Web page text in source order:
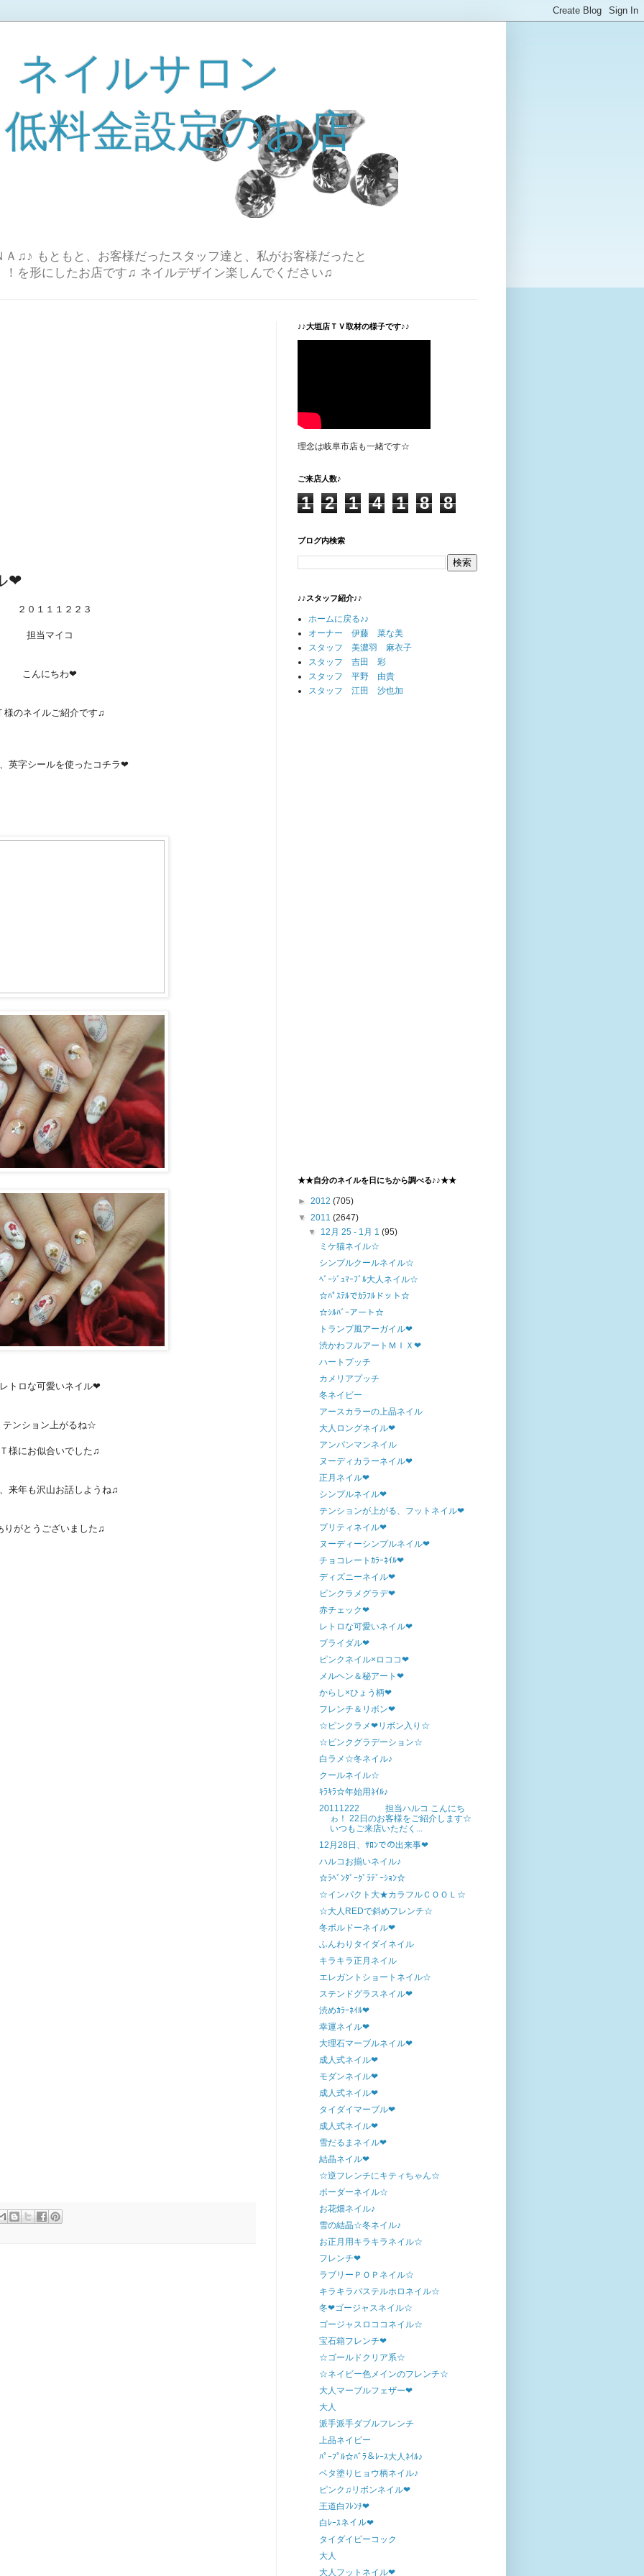
イルサロン
料金設定のお店
♫♪ もともと、お客様だったスタッフ達と、私がお客様だったと
！を形にしたお店です♫ ネイルデザイン楽しんでください♫
❤
２０１１１２２３
担当マイコ
こんにちわ❤
様のネイルご紹介です♫
英字シールを使ったコチラ❤
トロな可愛いネイル❤
テンション上がるね☆
Ｔ様にお似合いでした♫
来年も沢山お話しようね♫
りがとうございました♫
♪♪大垣店ＴＶ取材の様子です♪♪
理念は岐阜市店も一緒です☆
ご来店人数♪
1 2 1 4 1 8 8
ブログ内検索
♪♪スタッフ紹介♪♪
ホームに戻る♪♪
オーナー 伊藤 菜な美
スタッフ 美濃羽 麻衣子
スタッフ 吉田 彩
スタッフ 平野 由貴
スタッフ 江田 沙也加
★★自分のネイルを日にちから調べる♪♪★★
► 2012 (705)
▼ 2011 (2647)
▼ 12月 25 - 1月 1(95)
ミケ猫ネイル☆
シンプルクールネイル☆
ﾍﾞｰｼﾞｭﾏｰﾌﾞﾙ大人ネイル☆
☆ﾊﾟｽﾃﾙでｶﾗﾌﾙドット☆
☆ｼﾙﾊﾞｰアート☆
トランプ風アーガイル❤
渋かわフルアートＭＩＸ❤
ハートプッチ
カメリアプッチ
冬ネイビー
アースカラーの上品ネイル
大人ロングネイル❤
アンパンマンネイル
ヌーディカラーネイル❤
正月ネイル❤
シンプルネイル❤
テンションが上がる、フットネイル❤
プリティネイル❤
ヌーディーシンプルネイル❤
チョコレートｶﾗｰﾈｲﾙ❤
ディズニーネイル❤
ピンクラメグラデ❤
赤チェック❤
レトロな可愛いネイル❤
ブライダル❤
ピンクネイル×ロココ❤
メルヘン＆秘アート❤
からし×ひょう柄❤
フレンチ＆リボン❤
☆ピンクラメ❤リボン入り☆
☆ピンクグラデーション☆
白ラメ☆冬ネイル♪
クールネイル☆
ｷﾗｷﾗ☆年始用ﾈｲﾙ♪
20111222 担当ハルコ こんにち
ゎ！ 22日のお客様をご紹介します☆
いつもご来店いただく...
12月28日、ｻﾛﾝでの出来事❤
ハルコお揃いネイル♪
☆ﾗﾍﾞﾝﾀﾞｰｸﾞﾗﾃﾞｰｼｮﾝ☆
☆インパクト大★カラフルＣＯＯＬ☆
☆大人REDで斜めフレンチ☆
冬ボルドーネイル❤
ふんわりタイダイネイル
キラキラ正月ネイル
エレガントショートネイル☆
ステンドグラスネイル❤
渋めｶﾗｰﾈｲﾙ❤
幸運ネイル❤
大理石マーブルネイル❤
成人式ネイル❤
モダンネイル❤
成人式ネイル❤
タイダイマーブル❤
成人式ネイル❤
雪だるまネイル❤
結晶ネイル❤
☆逆フレンチにキティちゃん☆
ボーダーネイル☆
お花畑ネイル♪
雪の結晶☆冬ネイル♪
お正月用キラキラネイル☆
フレンチ❤
ラブリーＰＯＰネイル☆
キラキラパステルホロネイル☆
冬❤ゴージャスネイル☆
ゴージャスロココネイル☆
宝石箱フレンチ❤
☆ゴールドクリア系☆
☆ネイビー色メインのフレンチ☆
大人マーブルフェザー❤
大人
派手派手ダブルフレンチ
上品ネイビー
ﾊﾟｰﾌﾟﾙ☆ﾊﾞﾗ＆ﾚｰｽ大人ﾈｲﾙ♪
ベタ塗りヒョウ柄ネイル♪
ピンク♫リボンネイル❤
王道白ﾌﾚﾝﾁ❤
白ﾚｰｽネイル❤
タイダイピーコック
大人
大人フットネイル❤